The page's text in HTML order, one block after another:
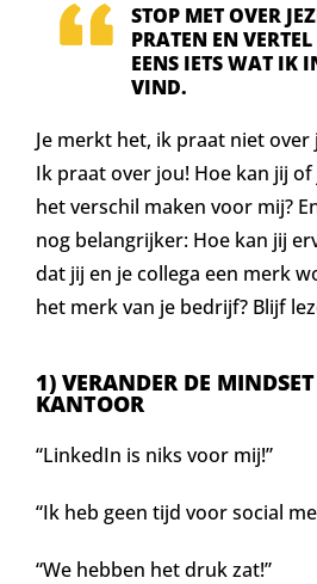
STOP MET OVER
PRATEN EN VERTEL
EENS IETS WAT IK
VIND.
Je merkt het, ik praat niet
Ik praat over jou! Hoe kan jij
het verschil maken voor mij?
nog belangrijker: Hoe kan jij
dat jij en je collega een merk
het merk van je bedrijf? Blijf
1) VERANDER DE
KANTOOR
“LinkedIn is niks voor mij!”
“Ik heb geen tijd voor social
“We hebben het druk zat!”